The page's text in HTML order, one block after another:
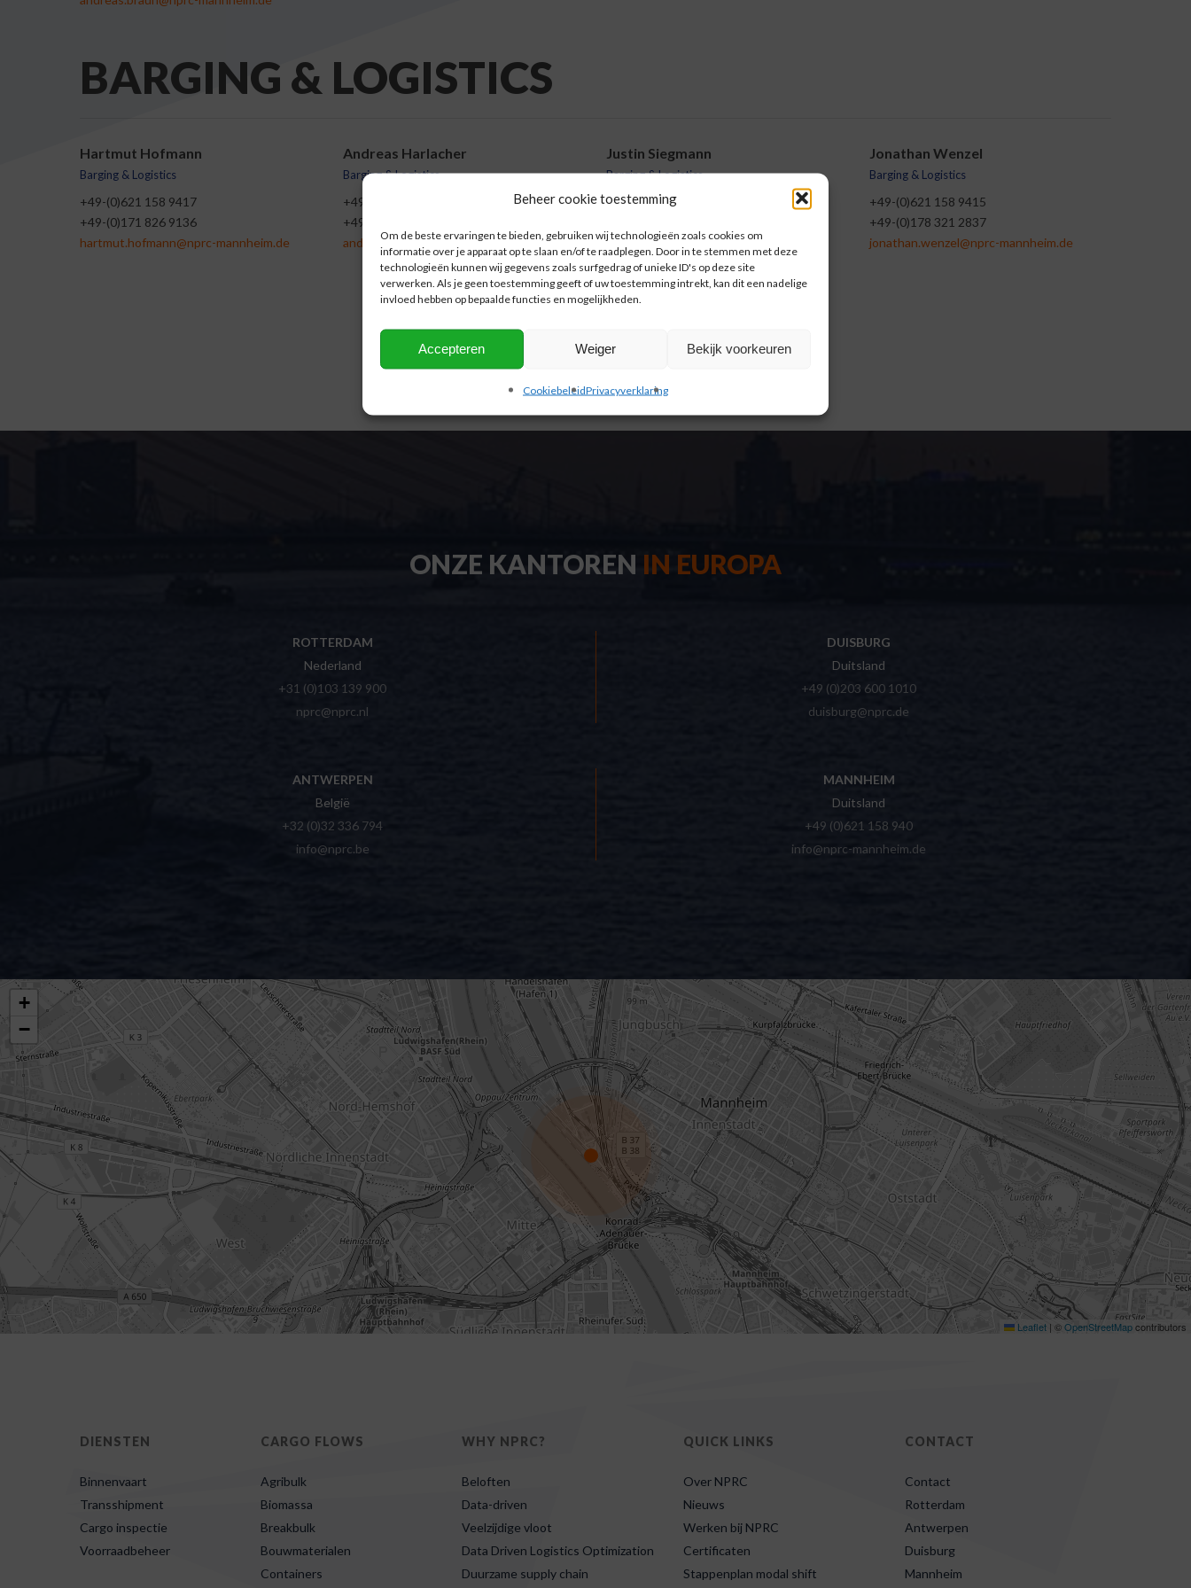
Beheer cookie toestemming
Om de beste ervaringen te bieden, gebruiken wij technologieën zoals cookies om
informatie over je apparaat op te slaan en/of te raadplegen. Door in te stemmen met deze
technologieën kunnen wij gegevens zoals surfgedrag of unieke ID's op deze site
verwerken. Als je geen toestemming geeft of uw toestemming intrekt, kan dit een nadelige
invloed hebben op bepaalde functies en mogelijkheden.
Accepteren Weiger Bekijk voorkeuren
CookiebeleidPrivacyverklaring
BARGING & LOGISTICS
Hartmut Hofmann
Barging & Logistics
+49-(0)621 158 9417
+49-(0)171 826 9136
hartmut.hofmann@nprc-mannheim.de
Andreas Harlacher
Barging & Logistics
+49-(0)621 158 9419
+49-(0)151 5029 7161
andreas.harlacher@nprc-mannheim.de
Justin Siegmann
Barging & Logistics
+49-(0)621 158 9411
justin.siegmann@nprc-mannheim.de
Jonathan Wenzel
Barging & Logistics
+49-(0)621 158 9415
+49-(0)178 321 2837
jonathan.wenzel@nprc-mannheim.de
ONZE KANTOREN IN EUROPA
ROTTERDAM
Nederland
+31 (0)103 139 900
nprc@nprc.nl
DUISBURG
Duitsland
+49 (0)203 600 1010
duisburg@nprc.de
ANTWERPEN
België
+32 (0)32 336 794
info@nprc.be
MANNHEIM
Duitsland
+49 (0)621 158 940
info@nprc-mannheim.de
+
−
Leaflet | ©OpenStreetMapcontributors
DIENSTEN
Binnenvaart
Transshipment
Cargo inspectie
Voorraadbeheer
CARGO FLOWS
Agribulk
Biomassa
Breakbulk
Bouwmaterialen
Containers
WHY NPRC?
Beloften
Data-driven
Veelzijdige vloot
Data Driven Logistics Optimization
Duurzame supply chain
QUICK LINKS
Over NPRC
Nieuws
Werken bij NPRC
Certificaten
Stappenplan modal shift
CONTACT
Contact
Rotterdam
Antwerpen
Duisburg
Mannheim